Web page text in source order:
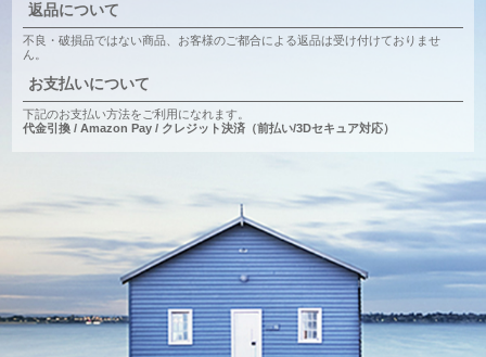
返品について
不良・破損品ではない商品、お客様のご都合による返品は受け付けておりませ
ん。
お支払いについて
下記のお支払い方法をご利用になれます。
代金引換 / Amazon Pay / クレジット決済（前払い/3Dセキュア対応）